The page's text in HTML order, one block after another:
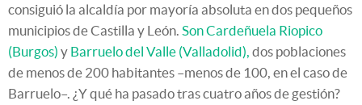
consiguió la alcaldía por mayoría absoluta en dos pequeños
municipios de Castilla y León. Son Cardeñuela Riopico
(Burgos) y Barruelo del Valle (Valladolid), dos poblaciones
de menos de 200 habitantes –menos de 100, en el caso de
Barruelo–. ¿Y qué ha pasado tras cuatro años de gestión?